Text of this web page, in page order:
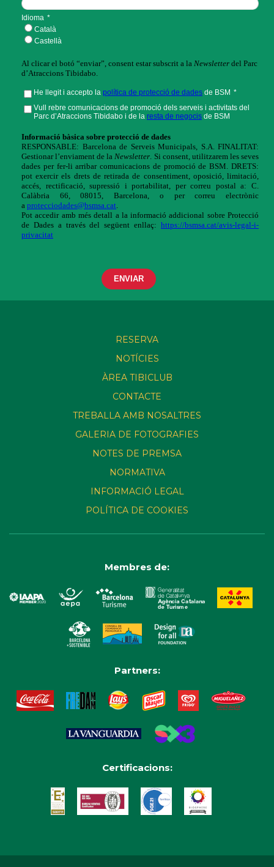
RESERVA
NOTÍCIES
ÀREA TIBICLUB
CONTACTE
TREBALLA AMB NOSALTRES
GALERIA DE FOTOGRAFIES
NOTES DE PREMSA
NORMATIVA
INFORMACIÓ LEGAL
POLÍTICA DE COOKIES
Membres de:
Partners:
Certificacions: